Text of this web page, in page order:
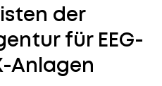
der
für EEG-
Anlagen